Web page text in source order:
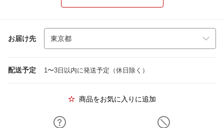
お届け先
配送予定 1〜3日以内に発送予定（休日除く）
商品をお気に入りに追加